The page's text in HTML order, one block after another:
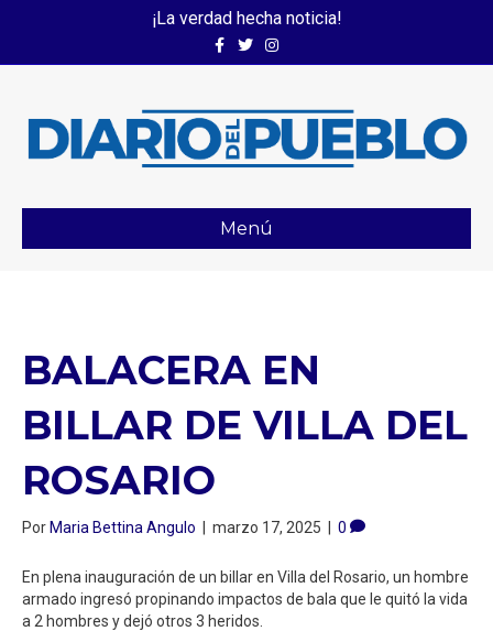
¡La verdad hecha noticia!
FacebookTwitterInstagram
Menú
BALACERA EN
BILLAR DE VILLA DEL
ROSARIO
PorMaria Bettina Angulo | marzo 17, 2025 | 0
En plena inauguración de un billar en Villa del Rosario, un hombre
armado ingresó propinando impactos de bala que le quitó la vida
a 2 hombres y dejó otros 3 heridos.